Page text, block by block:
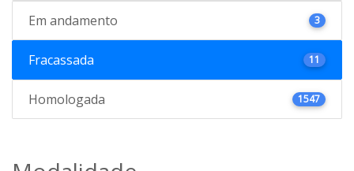
Em andamento 3
Fracassada 11
Homologada 1547